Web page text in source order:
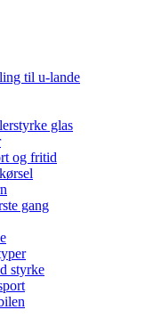
til u-lande
glas
og fritid
gang
styrke